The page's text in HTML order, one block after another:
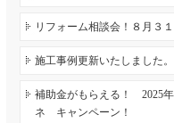
リフォーム相談会！８月３
施工事例更新いたしました。
補助金がもらえる！ 2025
ネ キャンペーン！